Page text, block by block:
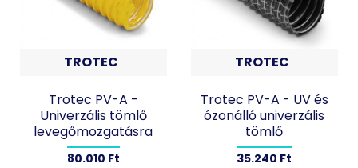
TROTEC
Trotec PV-A -
Univerzális tömlő
levegőmozgatásra
80.010 Ft
TROTEC
Trotec PV-A - UV és
ózonálló univerzális
tömlő
35.240 Ft